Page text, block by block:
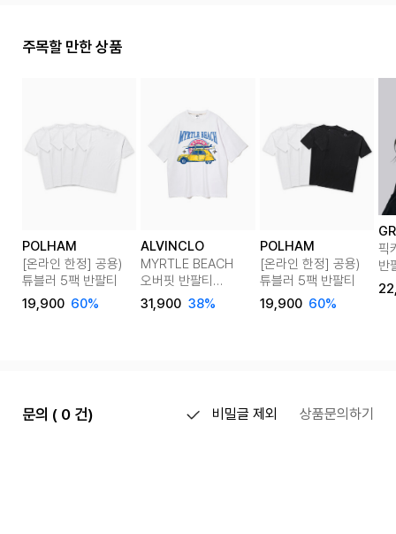
주목할 만한 상품
POLHAM
[온라인 한정] 공용)
튜블러 5팩 반팔티
19,900 60%
ALVINCLO
MYRTLE BEACH
오버핏 반팔티
6color AST4540
31,900 38%
POLHAM
[온라인 한정] 공용)
튜블러 5팩 반팔티
19,900 60%
픽
반
문의 ( 0 건) 비밀글 제외 상품문의하기